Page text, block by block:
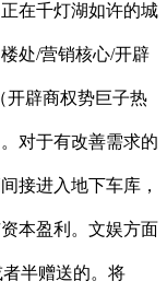
在千灯湖如许的城
处/营销核心/开辟
开辟商权势巨子热
对于有改善需求的
接进入地下车库，
本盈利。文娱方面
半赠送的。将